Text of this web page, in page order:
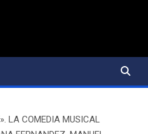
LA COMEDIA MUSICAL